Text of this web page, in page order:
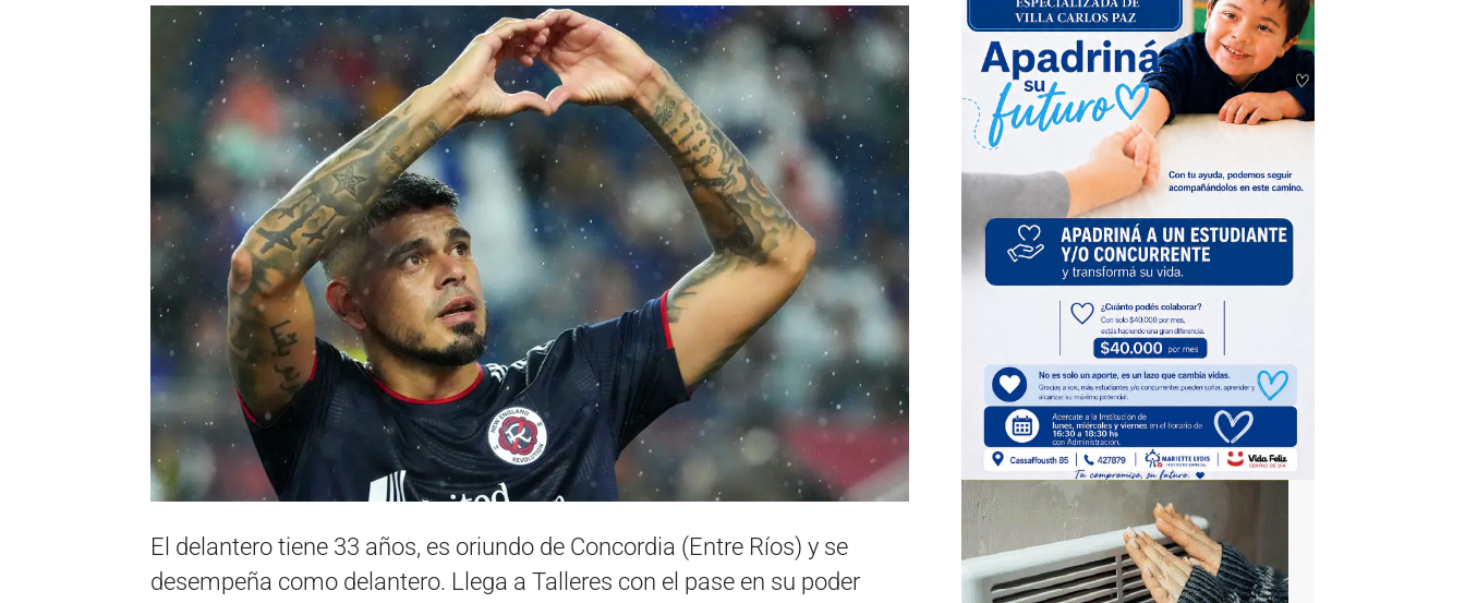
El delantero tiene 33 años, es oriundo de Concordia (Entre Ríos) y se
desempeña como delantero. Llega a Talleres con el pase en su poder